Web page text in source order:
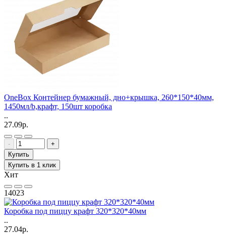
OneBox Контейнер бумажный, дно+крышка, 260*150*40мм,
1450мл/b,крафт, 150шт коробка
..
27.09р.
-
+
Купить
Купить в 1 клик
Хит
14023
Коробка под пиццу крафт 320*320*40мм
..
27.04р.